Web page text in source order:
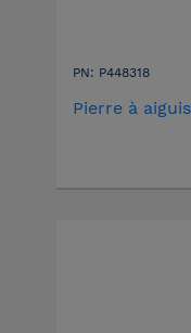
PN: P448318
Pierre à